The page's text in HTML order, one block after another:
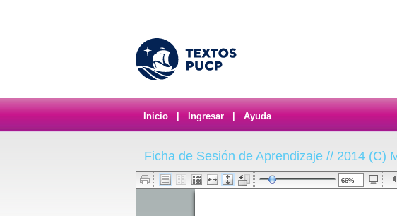
Inicio Ingresar Ayuda
Ficha de Sesión de Aprendizaje // 2014 (C)